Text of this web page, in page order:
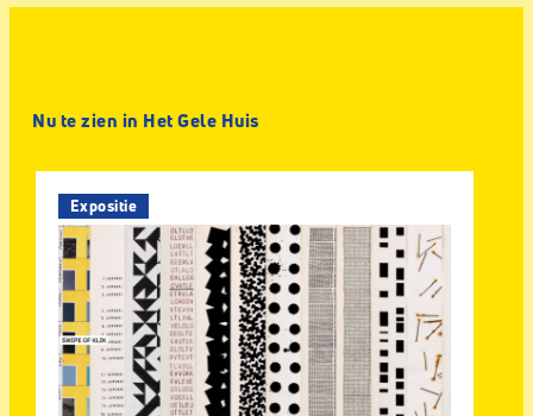
Nu te zien in Het Gele Huis
Expositie